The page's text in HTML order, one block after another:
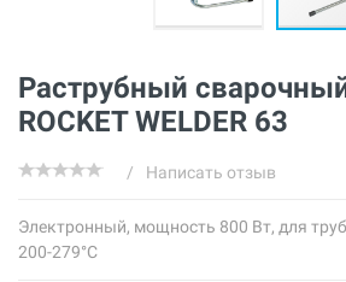
Раструбный
ROCKET WELDER 63
/ Написать отзыв
Электронный, мощность 800 Вт, для
200-279°С